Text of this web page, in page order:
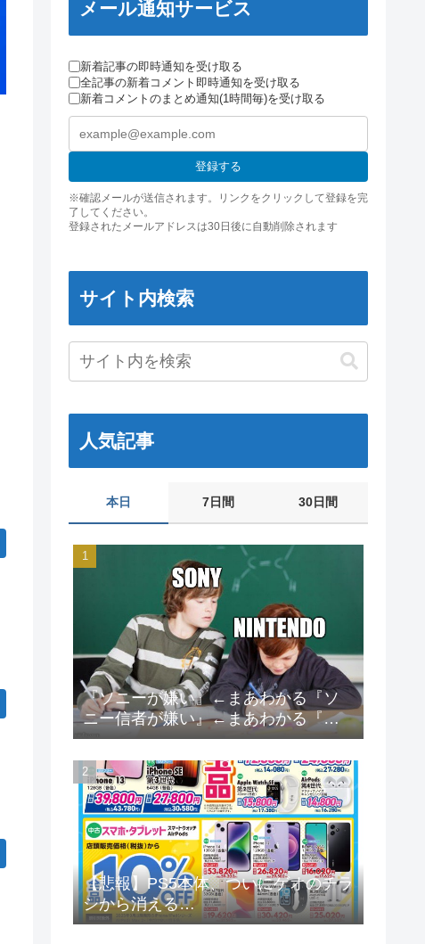
メール通知サービス
新着記事の即時通知を受け取る
全記事の新着コメント即時通知を受け取る
新着コメントのまとめ通知(1時間毎)を受け取る
登録する
※確認メールが送信されます。リンクをクリックして登録を完
了してください。
登録されたメールアドレスは30日後に自動削除されます
サイト内検索
人気記事
本日 7日間 30日間
『ソニーが嫌い』←まあわかる『ソ
ニー信者が嫌い』←まあわかる『任
天堂信者が嫌い』←まあわかる
【悲報】PS5本体、ついにゲオのチラ
シから消える…